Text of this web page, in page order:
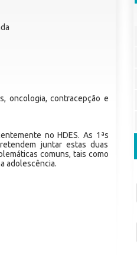
oncologia, contracepção e
no HDES. As 1ªs
juntar estas duas
comuns, tais como
adolescência.